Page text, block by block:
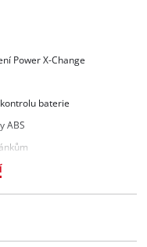
Power X-Change
baterie
ABS